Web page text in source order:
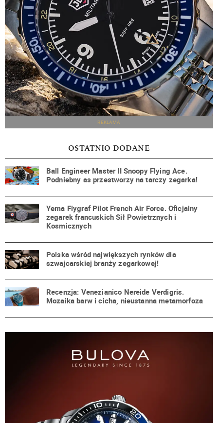
REKLAMA
OSTATNIO DODANE
Ball Engineer Master II Snoopy Flying Ace.
Podniebny as przestworzy na tarczy zegarka!
Yema Flygraf Pilot French Air Force. Oficjalny
zegarek francuskich Sił Powietrznych i
Kosmicznych
Polska wśród największych rynków dla
szwajcarskiej branży zegarkowej!
Recenzja: Venezianico Nereide Verdigris.
Mozaika barw i cicha, nieustanna metamorfoza